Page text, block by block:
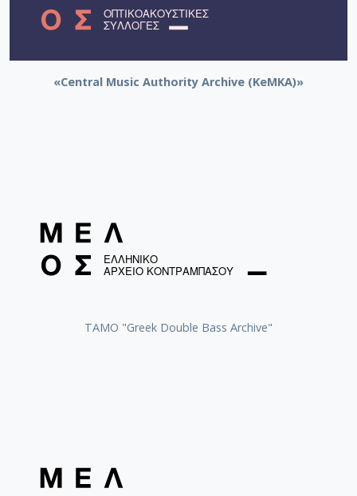
«Central Music Authority Archive (KeMKA)»
ΤΑΜΟ "Greek Double Bass Archive"